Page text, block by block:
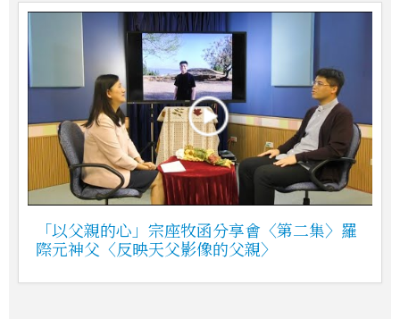
「以父親的心」宗座牧函分享會〈第二集〉羅
際元神父〈反映天父影像的父親〉